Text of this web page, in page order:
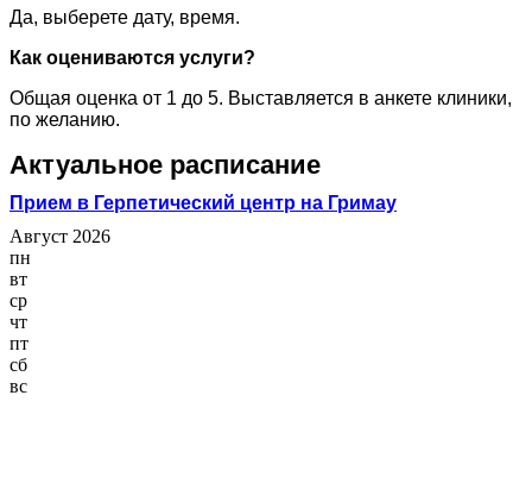
Да, выберете дату, время.
Как оцениваются услуги?
Общая оценка от 1 до 5. Выставляется в анкете клиники,
по желанию.
Актуальное расписание
Прием в Герпетический центр на Гримау
Август 2026
пн
вт
ср
чт
пт
сб
вс